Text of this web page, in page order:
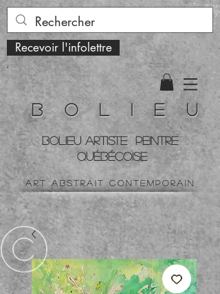
Recevoir l'infolettre
B o l i e u
BOLIEU ARTiste peintre
QUÉBÉCOISe
art ABSTRAIT contemporain
©